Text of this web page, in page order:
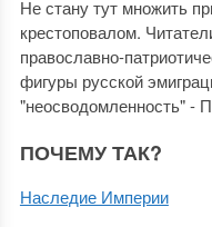
Не стану тут множить
крестоповалом.
православно-
фигуры русской
"неосводомленность"
ПОЧЕМУ ТАК?
Наследие Империи